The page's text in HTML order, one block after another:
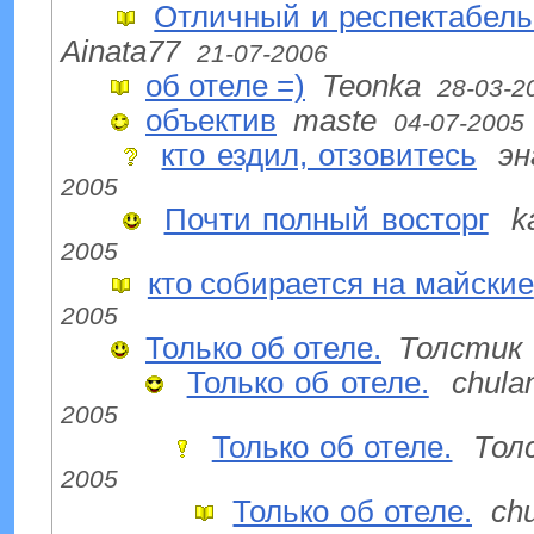
Отличный и
Ainata77 21-07-2006
об отеле =) Teonka 28-03-
объектив maste 04-07-2005
кто ездил, отзовитесь
2005
Почти полный восторг
2005
кто собирается на майские
2005
Только об отеле.
Толстик
Только об отеле.
2005
Только об отеле.
2005
Только об отеле.